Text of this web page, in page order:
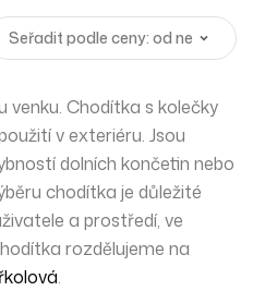
venku. Chodítka s kolečky
v exteriéru. Jsou
dolních končetin nebo
chodítka je důležité
a prostředí, ve
rozdělujeme na
.